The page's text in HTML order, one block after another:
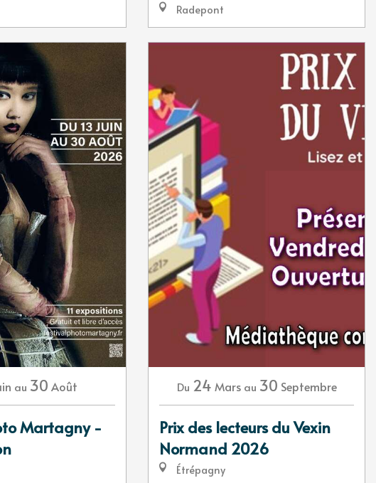
Radepont
au 30 Août
Martagny -
Du 24 Mars au 30 Septembre
Prix des lecteurs du Vexin
Normand 2026
Étrépagny